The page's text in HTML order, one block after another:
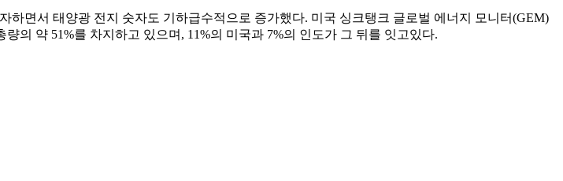
면서 태양광 전지 숫자도 기하급수적으로 증가했다. 미국 싱크탱크 글로벌 에너지 모니터(GEM)
의 약 51%를 차지하고 있으며, 11%의 미국과 7%의 인도가 그 뒤를 잇고있다.